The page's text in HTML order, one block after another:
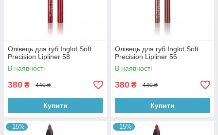
Олівець для губ Inglot Soft
Precision Lipliner 58
В наявності
380 ₴ 440 ₴
Купити
Олівець для губ Inglot Soft
Precision Lipliner 56
В наявності
380 ₴ 440 ₴
Купити
–15% –15%